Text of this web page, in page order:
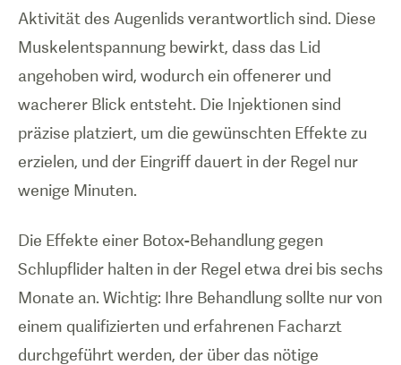
Aktivität des Augenlids verantwortlich sind. Diese
Muskelentspannung bewirkt, dass das Lid
angehoben wird, wodurch ein offenerer und
wacherer Blick entsteht. Die Injektionen sind
präzise platziert, um die gewünschten Effekte zu
erzielen, und der Eingriff dauert in der Regel nur
wenige Minuten.
Die Effekte einer Botox-Behandlung gegen
Schlupflider halten in der Regel etwa drei bis sechs
Monate an. Wichtig: Ihre Behandlung sollte nur von
einem qualifizierten und erfahrenen Facharzt
durchgeführt werden, der über das nötige